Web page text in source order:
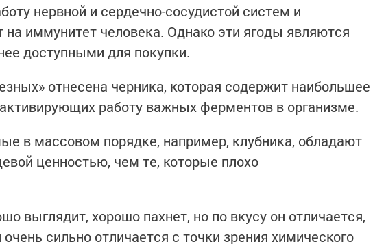
нервной и сердечно-сосудистой систем и
иммунитет человека. Однако эти ягоды являются
доступными для покупки.
отнесена черника, которая содержит наибольшее
работу важных ферментов в организме.
в массовом порядке, например, клубника, обладают
ценностью, чем те, которые плохо
выглядит, хорошо пахнет, но по вкусу он отличается,
сильно отличается с точки зрения химического